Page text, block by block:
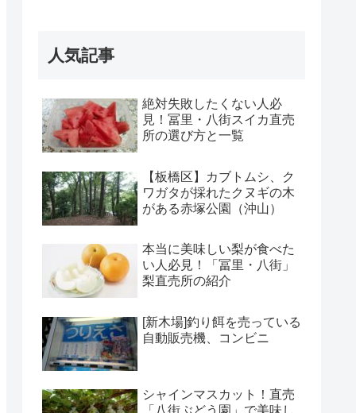
人気記事
絶対失敗したくない人必
見！冨里・八街スイカ直売
所の選び方と一覧
【板橋区】カブトムシ、ク
ワガタが採れたクヌギの木
がある赤塚公園（沖山）
本当に美味しい梨が食べた
い人必見！「冨里・八街」
梨直売所の紹介
[新木場]釣り餌を売っている
自動販売機、コンビニ
シャインマスカット！直売
「八街ぶどう園」で美味し